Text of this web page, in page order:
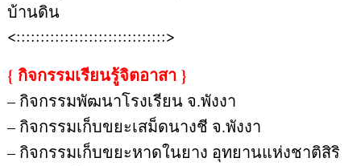
บ้านดิน
<:::::::::::::::::::::::::::::::>
{ กิจกรรมเรียนรู้จิตอาสา }
– กิจกรรมพัฒนาโรงเรียน จ.พังงา
– กิจกรรมเก็บขยะเสม็ดนางชี จ.พังงา
– กิจกรรมเก็บขยะหาดในยาง อุทยานแห่งชาติสิริ